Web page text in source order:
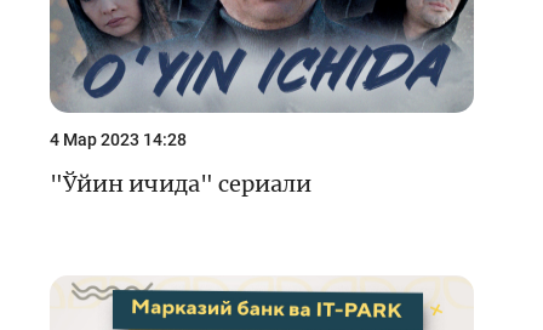
4 Мар 2023 14:28
"Ўйин ичида" сериали